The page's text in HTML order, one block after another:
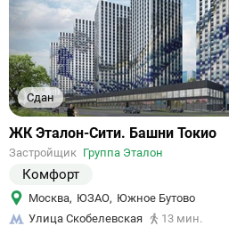
Сдан
Ссылка
объект
ЖК Эталон-Сити. Башни Токио
Застройщик Группа Эталон
Комфорт
Москва, ЮЗАО, Южное Бутово
Улица Скобелевская
13 мин.